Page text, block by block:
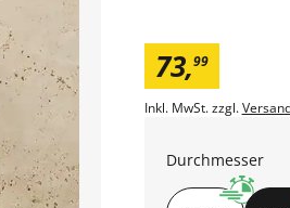
73,99
Inkl. MwSt. zzgl.
Durchmesser